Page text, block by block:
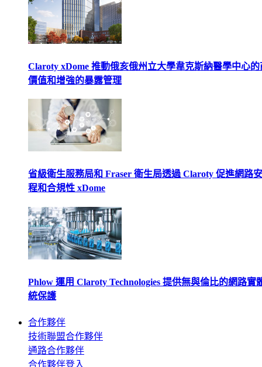
Claroty xDome 推動俄亥俄州立大學韋克斯納醫學中心的
價值和增強的暴露管理
省級衛生服務局和 Fraser 衛生局透過 Claroty 促進網路
程和合規性 xDome
Phlow 運用 Claroty Technologies 提供無與倫比的網路實
統保護
合作夥伴
技術聯盟合作夥伴
通路合作夥伴
合作夥伴登入